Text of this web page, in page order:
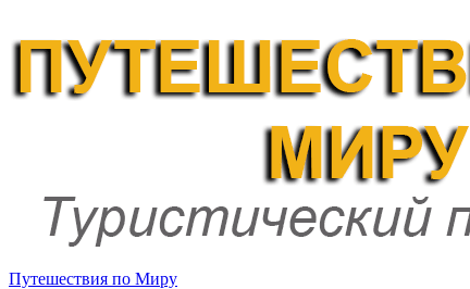
Путешествия по Миру